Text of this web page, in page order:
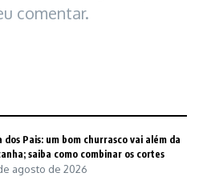
comentar.
dos Pais: um bom churrasco vai além da
saiba como combinar os cortes
agosto de 2026